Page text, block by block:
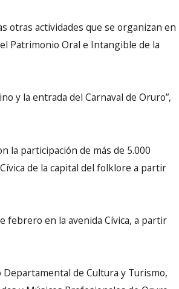
otras actividades que se organizan en
Patrimonio Oral e Intangible de la
y la entrada del Carnaval de Oruro”,
la participación de más de 5.000
de la capital del folklore a partir
febrero en la avenida Cívica, a partir
de Cultura y Turismo,